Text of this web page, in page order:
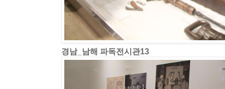
경남_남해 파독전시관13